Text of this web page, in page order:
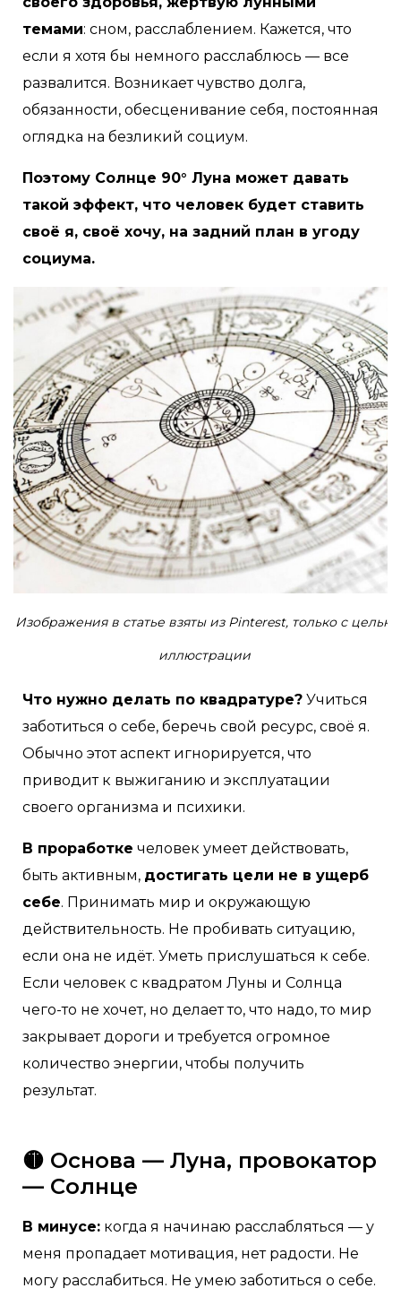
темами: сном, расслаблением. Кажется, что
если я хотя бы немного расслаблюсь — все
развалится. Возникает чувство долга,
обязанности, обесценивание себя, постоянная
оглядка на безликий социум.
Поэтому Солнце 90° Луна может давать
такой эффект, что человек будет ставить
своё я, своё хочу, на задний план в угоду
социума.
Изображения в статье взяты из Pinterest, только с целью
иллюстрации
Что нужно делать по квадратуре? Учиться
заботиться о себе, беречь свой ресурс, своё я.
Обычно этот аспект игнорируется, что
приводит к выжиганию и эксплуатации
своего организма и психики.
В проработке человек умеет действовать,
быть активным, достигать цели не в ущерб
себе. Принимать мир и окружающую
действительность. Не пробивать ситуацию,
если она не идёт. Уметь прислушаться к себе.
Если человек с квадратом Луны и Солнца
чего-то не хочет, но делает то, что надо, то мир
закрывает дороги и требуется огромное
количество энергии, чтобы получить
результат.
🟡 Основа — Луна, провокатор
— Солнце
В минусе: когда я начинаю расслабляться — у
меня пропадает мотивация, нет радости. Не
могу расслабиться. Не умею заботиться о себе.